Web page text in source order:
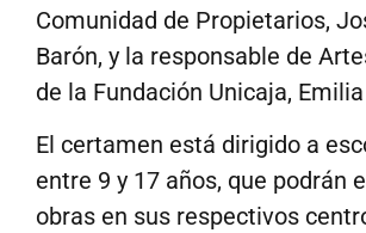
Comunidad de Propietarios,
Barón, y la responsable de
de la Fundación Unicaja,
El certamen está dirigido a
entre 9 y 17 años, que podrán
obras en sus respectivos